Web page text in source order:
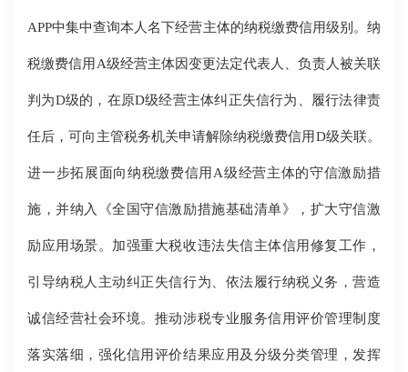
APP中集中查询本人名下经营主体的纳税缴费信用级别。纳
税缴费信用A级经营主体因变更法定代表人、负责人被关联
判为D级的，在原D级经营主体纠正失信行为、履行法律责
任后，可向主管税务机关申请解除纳税缴费信用D级关联。
进一步拓展面向纳税缴费信用A级经营主体的守信激励措
施，并纳入《全国守信激励措施基础清单》，扩大守信激
励应用场景。加强重大税收违法失信主体信用修复工作，
引导纳税人主动纠正失信行为、依法履行纳税义务，营造
诚信经营社会环境。推动涉税专业服务信用评价管理制度
落实落细，强化信用评价结果应用及分级分类管理，发挥